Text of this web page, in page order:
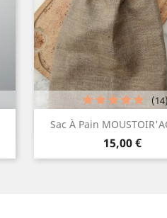
Sac À Pain
Prix
15,00 €
(14)
Aperçu